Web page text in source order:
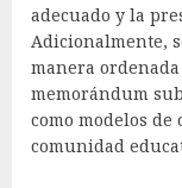
adecuado y la
Adicionalmente,
manera
memorándum
como modelos
comunidad